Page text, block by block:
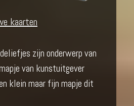
kaarten
zijn onderwerp van
van kunstuitgever
klein maar fijn mapje dit